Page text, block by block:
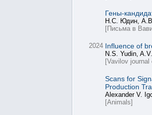
Гены-
Н.С. Юдин,
[Письма в
2024 Influence of
N.S. Yudin,
[Vavilov journal
Scans for
Production
Alexander V.
[Animals]